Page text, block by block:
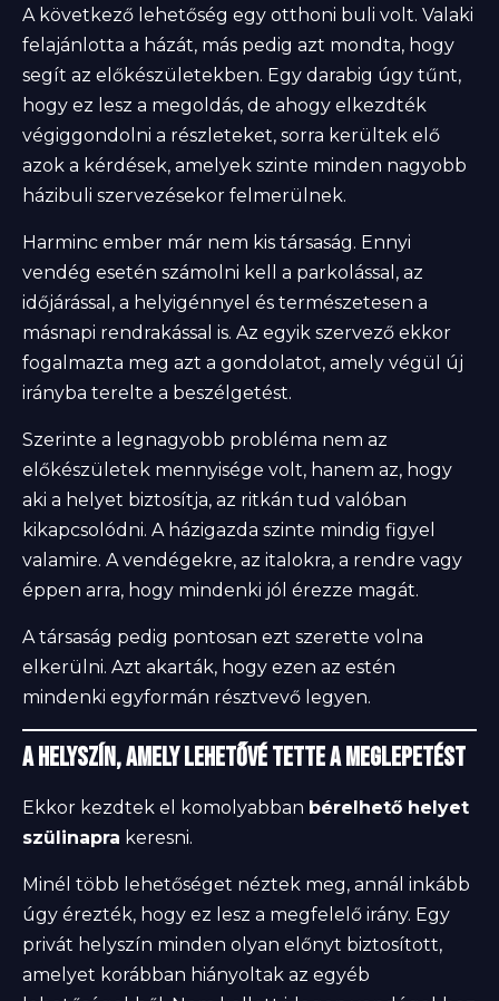
A következő lehetőség egy otthoni buli volt. Valaki
felajánlotta a házát, más pedig azt mondta, hogy
segít az előkészületekben. Egy darabig úgy tűnt,
hogy ez lesz a megoldás, de ahogy elkezdték
végiggondolni a részleteket, sorra kerültek elő
azok a kérdések, amelyek szinte minden nagyobb
házibuli szervezésekor felmerülnek.
Harminc ember már nem kis társaság. Ennyi
vendég esetén számolni kell a parkolással, az
időjárással, a helyigénnyel és természetesen a
másnapi rendrakással is. Az egyik szervező ekkor
fogalmazta meg azt a gondolatot, amely végül új
irányba terelte a beszélgetést.
Szerinte a legnagyobb probléma nem az
előkészületek mennyisége volt, hanem az, hogy
aki a helyet biztosítja, az ritkán tud valóban
kikapcsolódni. A házigazda szinte mindig figyel
valamire. A vendégekre, az italokra, a rendre vagy
éppen arra, hogy mindenki jól érezze magát.
A társaság pedig pontosan ezt szerette volna
elkerülni. Azt akarták, hogy ezen az estén
mindenki egyformán résztvevő legyen.
A helyszín, amely lehetővé tette a meglepetést
Ekkor kezdtek el komolyabban bérelhető helyet
szülinapra keresni.
Minél több lehetőséget néztek meg, annál inkább
úgy érezték, hogy ez lesz a megfelelő irány. Egy
privát helyszín minden olyan előnyt biztosított,
amelyet korábban hiányoltak az egyéb